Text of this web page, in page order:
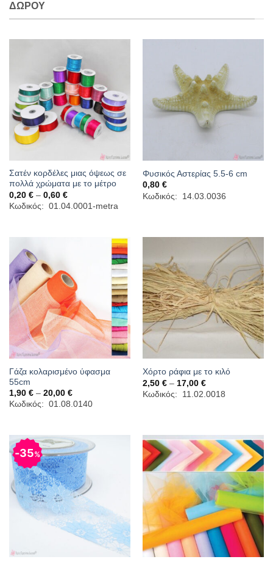
ΔΩΡΟΥ
Σατέν κορδέλες μιας όψεως σε
πολλά χρώματα με το μέτρο
0,20 € – 0,60 €Price
range:
0,20 €
Κωδικός: 01.04.0001-metra
Φυσικός Αστερίας 5.5-6 cm
0,80 €
Κωδικός: 14.03.0036
Γάζα κολαρισμένο ύφασμα
55cm
1,90 € – 20,00 €Price
range:
1,90 €
Κωδικός: 01.08.0140
Χόρτο ράφια με το κιλό
2,50 € – 17,00 €Price
range:
2,50 €
Κωδικός: 11.02.0018
35%